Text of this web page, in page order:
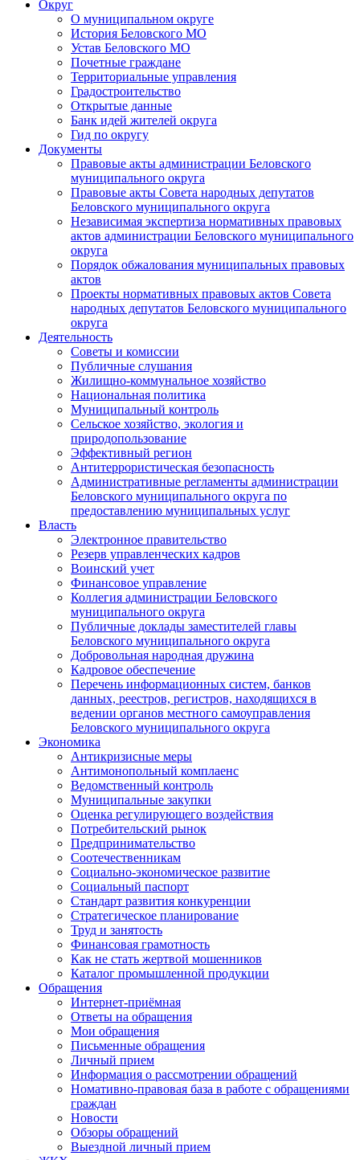
Округ
О муниципальном округе
История Беловского МО
Устав Беловского МО
Почетные граждане
Территориальные управления
Градостроительство
Открытые данные
Банк идей жителей округа
Гид по округу
Документы
Правовые акты администрации Беловского
муниципального округа
Правовые акты Совета народных депутатов
Беловского муниципального округа
Независимая экспертиза нормативных правовых
актов администрации Беловского муниципального
округа
Порядок обжалования муниципальных правовых
актов
Проекты нормативных правовых актов Совета
народных депутатов Беловского муниципального
округа
Деятельность
Советы и комиссии
Публичные слушания
Жилищно-коммунальное хозяйство
Национальная политика
Муниципальный контроль
Сельское хозяйство, экология и
природопользование
Эффективный регион
Антитеррористическая безопасность
Административные регламенты администрации
Беловского муниципального округа по
предоставлению муниципальных услуг
Власть
Электронное правительство
Резерв управленческих кадров
Воинский учет
Финансовое управление
Коллегия администрации Беловского
муниципального округа
Публичные доклады заместителей главы
Беловского муниципального округа
Добровольная народная дружина
Кадровое обеспечение
Перечень информационных систем, банков
данных, реестров, регистров, находящихся в
ведении органов местного самоуправления
Беловского муниципального округа
Экономика
Антикризисные меры
Антимонопольный комплаенс
Ведомственный контроль
Муниципальные закупки
Оценка регулирующего воздействия
Потребительский рынок
Предпринимательство
Соотечественникам
Социально-экономическое развитие
Социальный паспорт
Стандарт развития конкуренции
Стратегическое планирование
Труд и занятость
Финансовая грамотность
Как не стать жертвой мошенников
Каталог промышленной продукции
Обращения
Интернет-приёмная
Ответы на обращения
Мои обращения
Письменные обращения
Личный прием
Информация о рассмотрении обращений
Номативно-правовая база в работе с обращениями
граждан
Новости
Обзоры обращений
Выездной личный прием